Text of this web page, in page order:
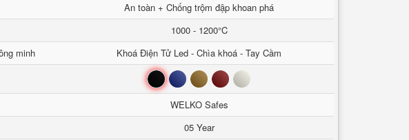
An toàn + Chống trộm đập khoan phá
1000 - 1200°C
minh
Khoá Điện Tử Led - Chìa khoá - Tay Cầm
Đen Xanh Nâu Đỏ Trắng
WELKO Safes
05 Year